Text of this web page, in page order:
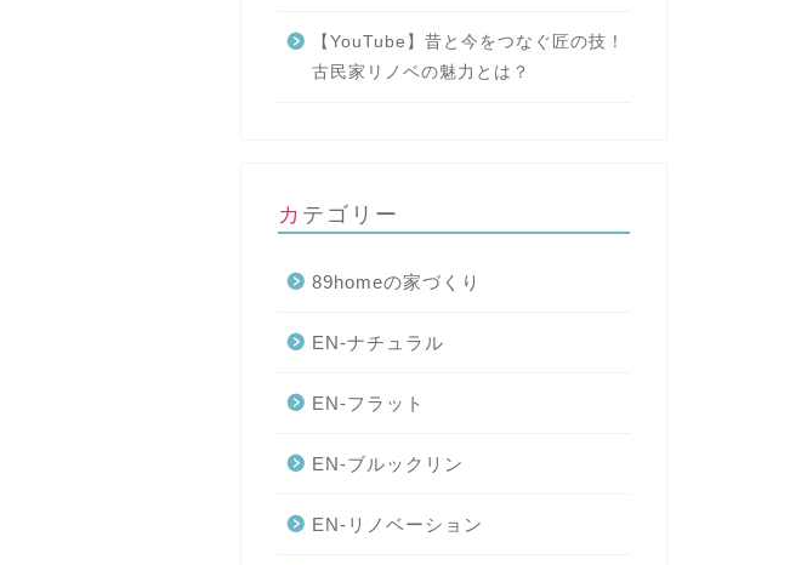
【YouTube】昔と今をつなぐ匠の技！
古民家リノベの魅力とは？
カテゴリー
89homeの家づくり
EN-ナチュラル
EN-フラット
EN-ブルックリン
EN-リノベーション